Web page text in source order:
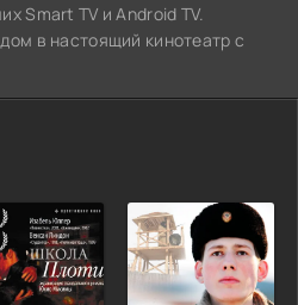
Smart TV и Android TV.
в настоящий кинотеатр с